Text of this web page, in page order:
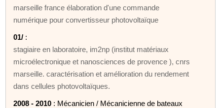
marseille france élaboration d'une commande
numérique pour convertisseur photovoltaïque
01/ :
stagiaire en laboratoire, im2np (institut matériaux
microélectronique et nanosciences de provence ), cnrs
marseille. caractérisation et amélioration du rendement
dans cellules photovoltaïques.
2008 - 2010 : Mécanicien / Mécanicienne de bateaux